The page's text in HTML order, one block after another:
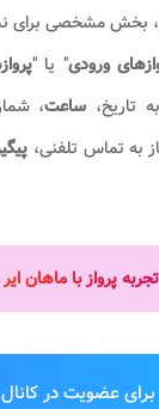
بخش مشخصی
ورودی" یا "
تاریخ، ساعت،
به تماس تلفنی،
تجربه پرواز با ماهان ایر
برای عضویت در